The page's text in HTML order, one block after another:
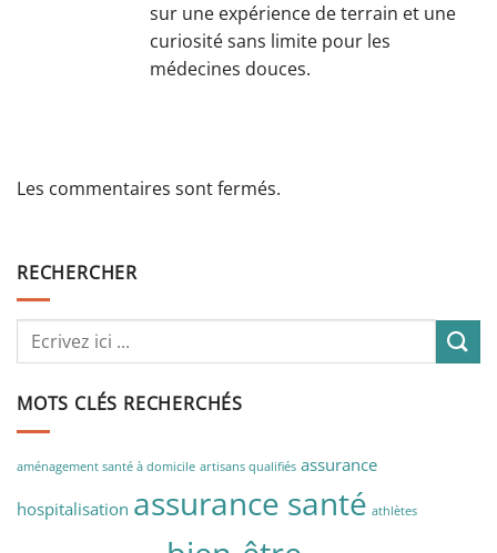
sur une expérience de terrain et une
curiosité sans limite pour les
médecines douces.
Les commentaires sont fermés.
RECHERCHER
MOTS CLÉS RECHERCHÉS
aménagement santé à domicile artisans qualifiés assurance
hospitalisation assurance santé athlètes